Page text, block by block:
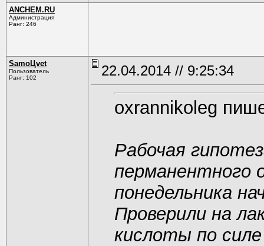
ANCHEM.RU
Администрация
Ранг: 246
SamoЦvet
Пользователь
Ранг: 102
22.04.2014 // 9:25:34
oxrannikoleg
Рабочая
перманентного
понедельника
Проверили на
кислоты по